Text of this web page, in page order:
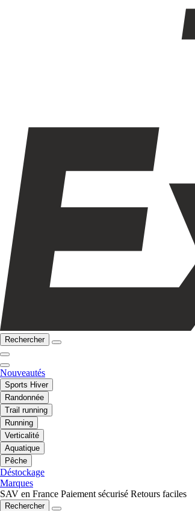
Rechercher
Nouveautés
Sports Hiver
Randonnée
Trail running
Running
Verticalité
Aquatique
Pêche
Déstockage
Marques
SAV en France Paiement sécurisé Retours faciles
Rechercher